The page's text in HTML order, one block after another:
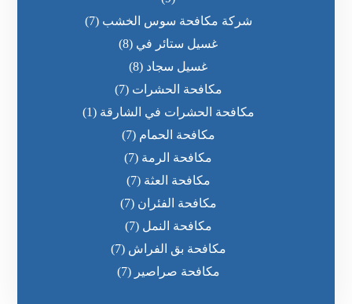
شركة مكافحة سوس الخشب (7)
غسيل ستائر في (8)
غسيل سجاد (8)
مكافحة الحشرات (7)
مكافحة الحشرات في الشارقة (1)
مكافحة الحمام (7)
مكافحة الرمة (7)
مكافحة العثة (7)
مكافحة الفئران (7)
مكافحة النمل (7)
مكافحة بق الفراش (7)
مكافحة صراصير (7)